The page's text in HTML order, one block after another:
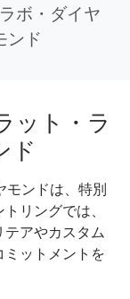
ボ・ダイヤ
ンド
ット・ラ
ド
モンドは、特別
リングでは、
アやカスタム
ットメントを